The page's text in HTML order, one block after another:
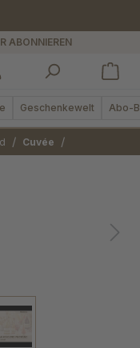
ABONNIEREN
Geschenkewelt Abo-
/ Cuvée /